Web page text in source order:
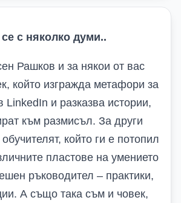
с няколко думи..
Рашков и за някои от вас
който изгражда метафори за
LinkedIn и разказва истории,
към размисъл. За други
който ги е потопил
пластове на умението
ръководител – практики,
А също така съм и човек,